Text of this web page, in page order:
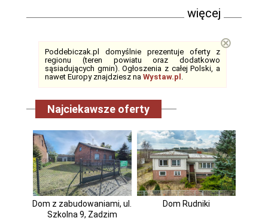
więcej
Poddebiczak.pl domyślnie prezentuje oferty z
regionu (teren powiatu oraz dodatkowo
sąsiadujących gmin). Ogłoszenia z całej Polski, a
nawet Europy znajdziesz na Wystaw.pl .
⊗
Najciekawsze oferty
Dom z zabudowaniami, ul.
Szkolna 9, Zadzim
Dom Rudniki